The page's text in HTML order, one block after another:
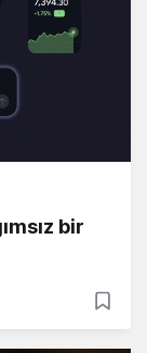
bir